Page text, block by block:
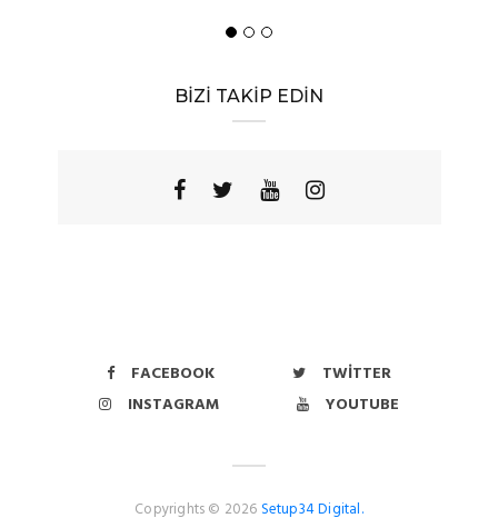
BİZİ TAKİP EDİN
FACEBOOK
TWITTER
INSTAGRAM
YOUTUBE
Copyrights © 2026 Setup34 Digital.